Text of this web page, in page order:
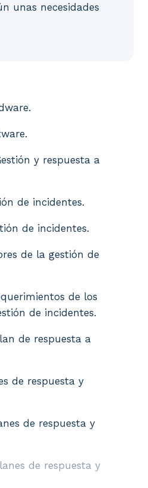
unas necesidades
y respuesta a
de incidentes.
de incidentes.
de la gestión de
de los
de incidentes.
de respuesta a
de respuesta y
de respuesta y
de respuesta y